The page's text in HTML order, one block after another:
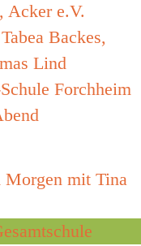
Acker e.V.
Backes,
Lind
Forchheim
Morgen mit Tina